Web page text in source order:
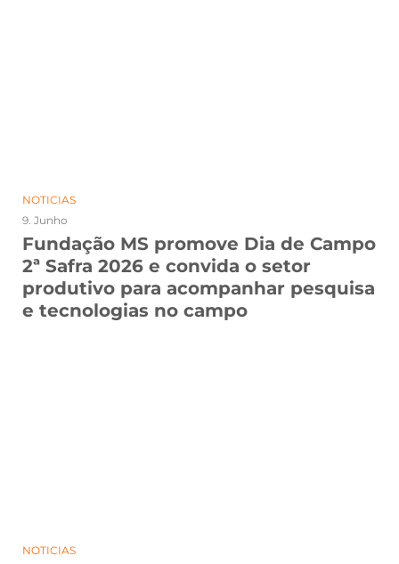
NOTICIAS
9. Junho
Fundação MS promove Dia de Campo
2ª Safra 2026 e convida o setor
produtivo para acompanhar pesquisa
e tecnologias no campo
NOTICIAS